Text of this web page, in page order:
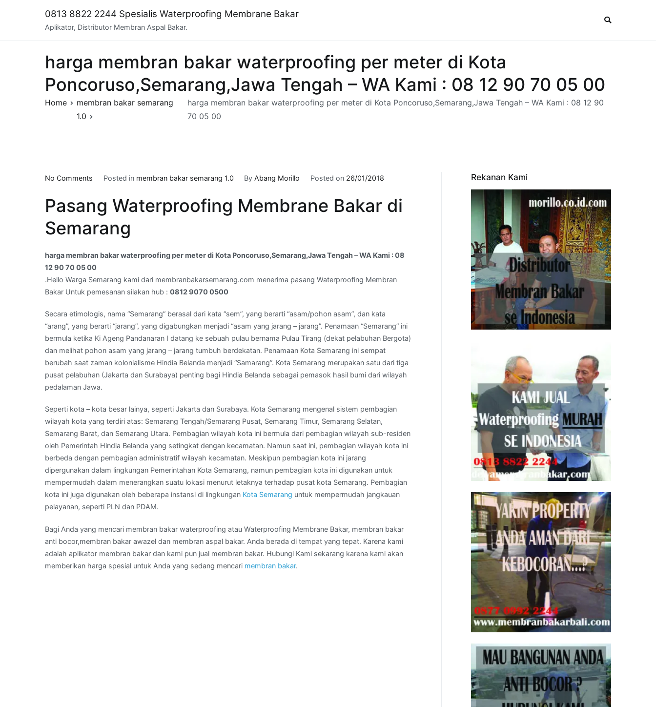
0813 8822 2244 Spesialis Waterproofing Membrane Bakar
Aplikator, Distributor Membran Aspal Bakar.
harga membran bakar waterproofing per meter di Kota
Poncoruso,Semarang,Jawa Tengah – WA Kami : 08 12 90 70 05 00
Home
membran bakar semarang
1.0
harga membran bakar waterproofing per meter di Kota Poncoruso,Semarang,Jawa Tengah – WA Kami : 08 12 90
70 05 00
No Comments
membran
bakar
waterproofing
meter
di
Poncoruso,Semarang,Jawa
–
WA
Kami
:
08
12
90
05
00
Posted in membran bakar semarang 1.0 ByAbang Morillo Posted on 26/01/2018
Pasang Waterproofing Membrane Bakar di
Semarang
harga membran bakar waterproofing per meter di Kota Poncoruso,Semarang,Jawa Tengah – WA Kami : 08
12 90 70 05 00
.Hello Warga Semarang kami dari membranbakarsemarang.com menerima pasang Waterproofing Membran
Bakar Untuk pemesanan silakan hub : 0812 9070 0500
Secara etimologis, nama “Semarang” berasal dari kata “sem”, yang berarti “asam/pohon asam”, dan kata
“arang”, yang berarti “jarang”, yang digabungkan menjadi “asam yang jarang – jarang”. Penamaan “Semarang” ini
bermula ketika Ki Ageng Pandanaran I datang ke sebuah pulau bernama Pulau Tirang (dekat pelabuhan Bergota)
dan melihat pohon asam yang jarang – jarang tumbuh berdekatan. Penamaan Kota Semarang ini sempat
berubah saat zaman kolonialisme Hindia Belanda menjadi “Samarang”. Kota Semarang merupakan satu dari tiga
pusat pelabuhan (Jakarta dan Surabaya) penting bagi Hindia Belanda sebagai pemasok hasil bumi dari wilayah
pedalaman Jawa.
Seperti kota – kota besar lainya, seperti Jakarta dan Surabaya. Kota Semarang mengenal sistem pembagian
wilayah kota yang terdiri atas: Semarang Tengah/Semarang Pusat, Semarang Timur, Semarang Selatan,
Semarang Barat, dan Semarang Utara. Pembagian wilayah kota ini bermula dari pembagian wilayah sub-residen
oleh Pemerintah Hindia Belanda yang setingkat dengan kecamatan. Namun saat ini, pembagian wilayah kota ini
berbeda dengan pembagian administratif wilayah kecamatan. Meskipun pembagian kota ini jarang
dipergunakan dalam lingkungan Pemerintahan Kota Semarang, namun pembagian kota ini digunakan untuk
mempermudah dalam menerangkan suatu lokasi menurut letaknya terhadap pusat kota Semarang. Pembagian
kota ini juga digunakan oleh beberapa instansi di lingkungan Kota Semarang untuk mempermudah jangkauan
pelayanan, seperti PLN dan PDAM.
Bagi Anda yang mencari membran bakar waterproofing atau Waterproofing Membrane Bakar, membran bakar
anti bocor,membran bakar awazel dan membran aspal bakar. Anda berada di tempat yang tepat. Karena kami
adalah aplikator membran bakar dan kami pun jual membran bakar. Hubungi Kami sekarang karena kami akan
memberikan harga spesial untuk Anda yang sedang mencari membran bakar.
Rekanan Kami